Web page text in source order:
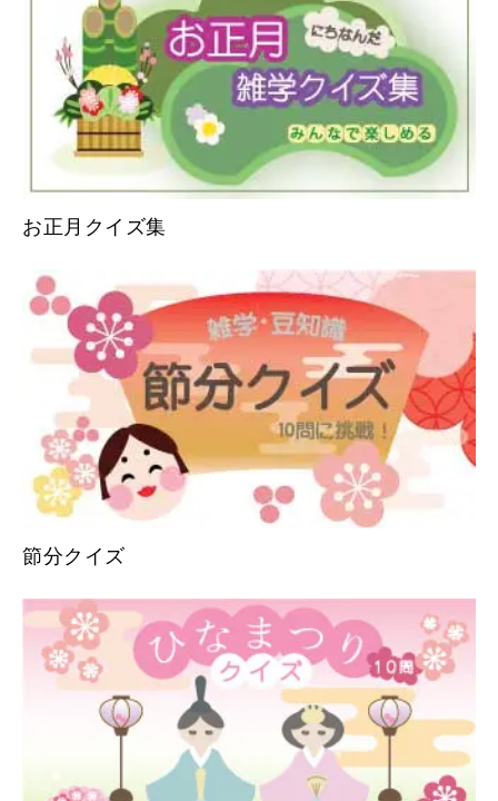
お正月クイズ集
節分クイズ